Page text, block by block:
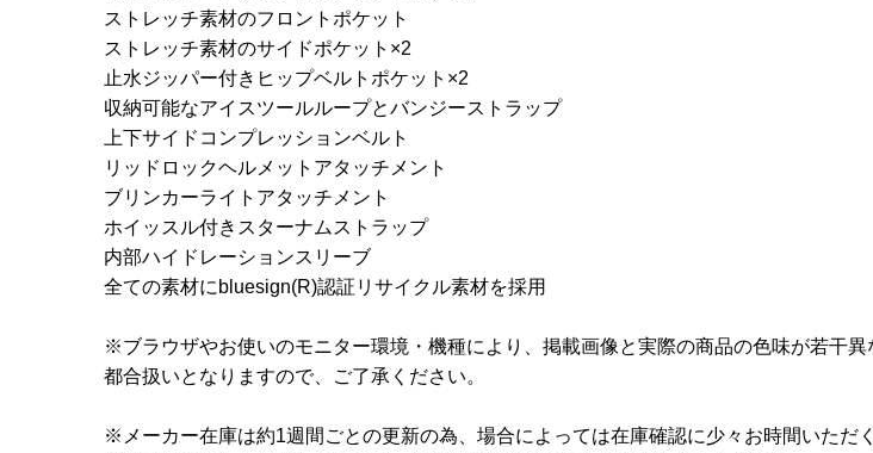
ストレッチ素材のフロントポケット
ストレッチ素材のサイドポケット×2
止水ジッパー付きヒップベルトポケット×2
収納可能なアイスツールループとバンジーストラップ
上下サイドコンプレッションベルト
リッドロックヘルメットアタッチメント
ブリンカーライトアタッチメント
ホイッスル付きスターナムストラップ
内部ハイドレーションスリーブ
全ての素材にbluesign(R)認証リサイクル素材を採用
※ブラウザやお使いのモニター環境・機種により、掲載画像と実際の商品の色味が若干
都合扱いとなりますので、ご了承ください。
※メーカー在庫は約1週間ごとの更新の為、場合によっては在庫確認に少々お時間いた